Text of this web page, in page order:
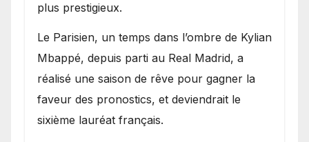
plus prestigieux.
Le Parisien, un temps dans l’ombre de Kylian
Mbappé, depuis parti au Real Madrid, a
réalisé une saison de rêve pour gagner la
faveur des pronostics, et deviendrait le
sixième lauréat français.